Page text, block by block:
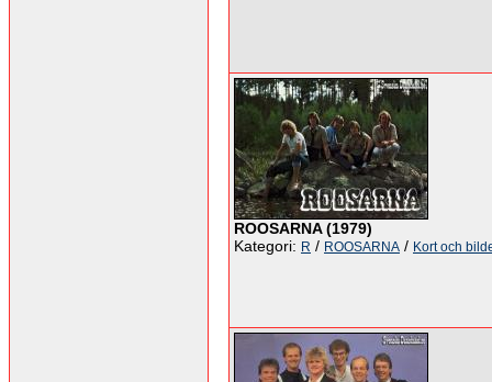
ROOSARNA (1979)
Kategori: R / ROOSARNA / Kort och